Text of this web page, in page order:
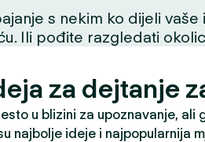
s nekim ko dijeli
Ili pođite razgledati
za dejtanje
u blizini za upoznavanje, ali
najbolje ideje i najpopularnija